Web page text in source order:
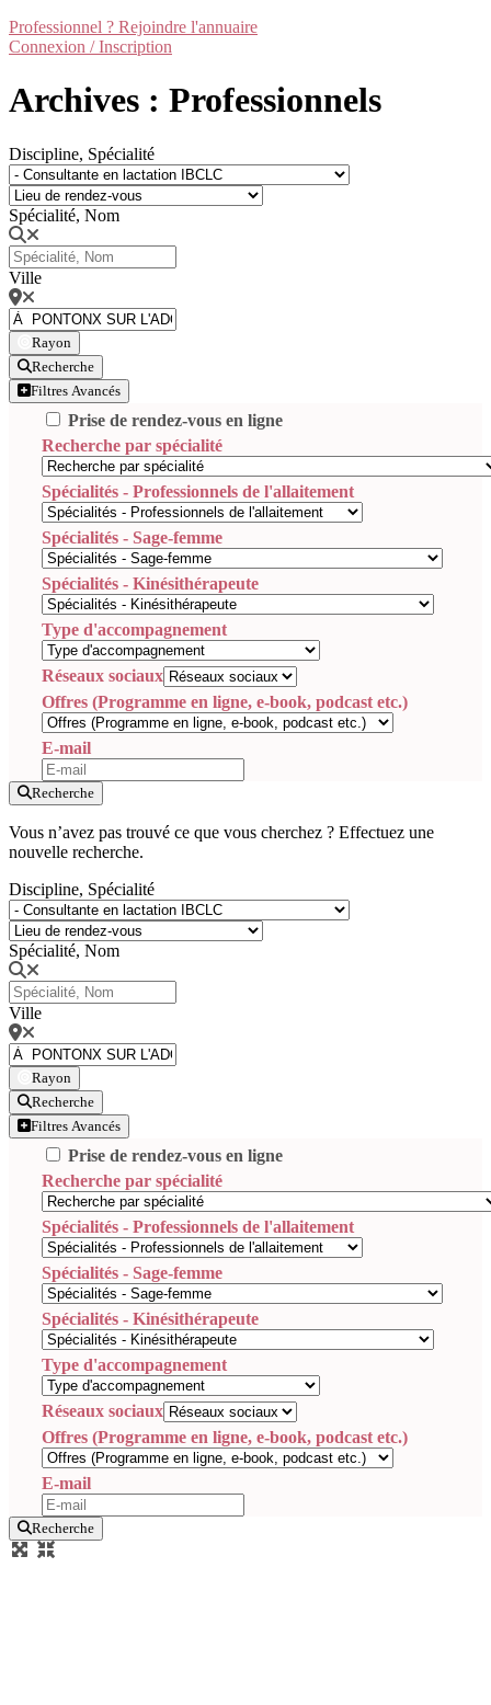
Professionnel ? Rejoindre l'annuaire
Connexion / Inscription
Archives : Professionnels
Discipline, Spécialité
Spécialité, Nom
Ville
Rayon
Recherche
Filtres Avancés
Prise de rendez-vous en ligne
Recherche par spécialité
Spécialités - Professionnels de l'allaitement
Spécialités - Sage-femme
Spécialités - Kinésithérapeute
Type d'accompagnement
Réseaux sociaux
Offres (Programme en ligne, e-book, podcast etc.)
E-mail
Recherche
Vous n’avez pas trouvé ce que vous cherchez ? Effectuez une
nouvelle recherche.
Discipline, Spécialité
Spécialité, Nom
Ville
Rayon
Recherche
Filtres Avancés
Prise de rendez-vous en ligne
Recherche par spécialité
Spécialités - Professionnels de l'allaitement
Spécialités - Sage-femme
Spécialités - Kinésithérapeute
Type d'accompagnement
Réseaux sociaux
Offres (Programme en ligne, e-book, podcast etc.)
E-mail
Recherche